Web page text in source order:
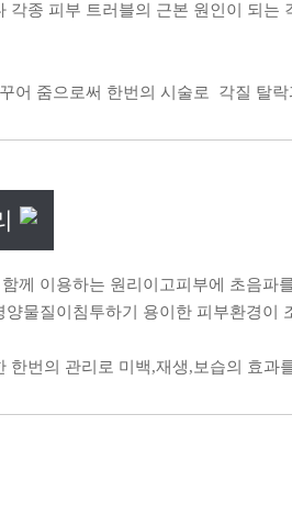
각종 피부 트러블의 근본 원인이 되는
어 줌으로써 한번의 시술로 각질 탈
께 이용하는 원리이고피부에 초음파
물질이침투하기 용이한 피부환경이
한번의 관리로 미백,재생,보습의 효과